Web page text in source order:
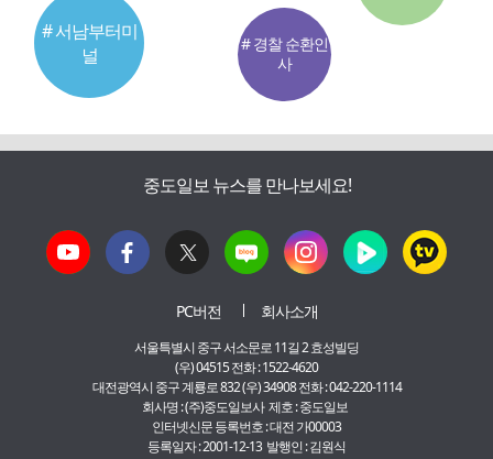
# 서남부터미
널
# 경찰 순환인
사
중도일보 뉴스를 만나보세요!
PC버전 회사소개
서울특별시 중구 서소문로 11길 2 효성빌딩
(우) 04515 전화 : 1522-4620
대전광역시 중구 계룡로 832 (우) 34908 전화 : 042-220-1114
회사명 : (주)중도일보사 제호 : 중도일보
인터넷신문 등록번호 : 대전 가00003
등록일자 : 2001-12-13 발행인 : 김원식